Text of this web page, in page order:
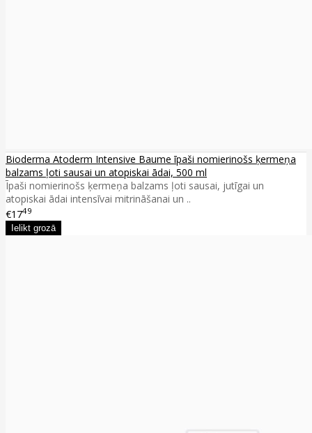
Bioderma Atoderm Intensive Baume īpaši nomierinošs ķermeņa
balzams ļoti sausai un atopiskai ādai, 500 ml
Īpaši nomierinošs ķermeņa balzams ļoti sausai, jutīgai un
atopiskai ādai intensīvai mitrināšanai un ..
€1749